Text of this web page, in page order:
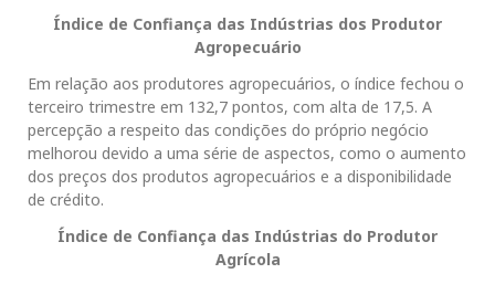
Índice de Confiança das Indústrias dos Produtor
Agropecuário
Em relação aos produtores agropecuários, o índice fechou o
terceiro trimestre em 132,7 pontos, com alta de 17,5. A
percepção a respeito das condições do próprio negócio
melhorou devido a uma série de aspectos, como o aumento
dos preços dos produtos agropecuários e a disponibilidade
de crédito.
Índice de Confiança das Indústrias do Produtor
Agrícola